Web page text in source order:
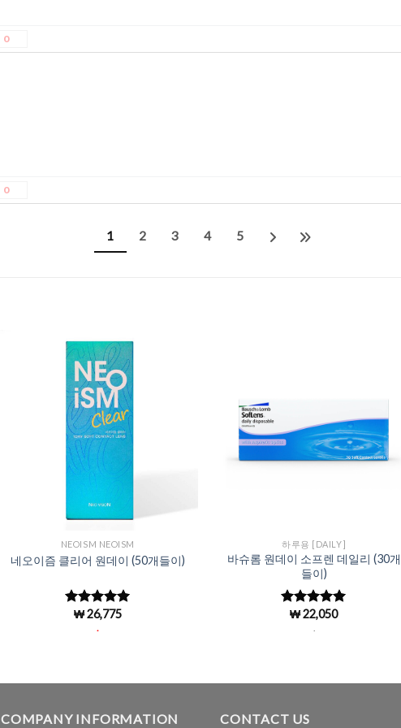
0
0
1 2 3 4 5
NEOISM NEOISM
네오이즘 클리어 원데이 (50개들이)
5 중에서
로 평
₩26,775
.
하루용 [DAILY]
바슈롬 원데이 소프렌 데일리 (30개
들이)
5 중에서
로 평
₩22,050
COMPANY INFORMATION CONTACT US